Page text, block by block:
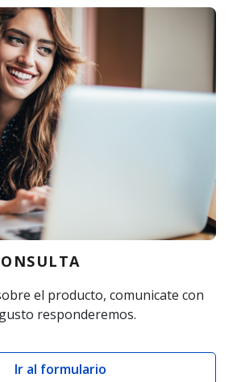
el producto, comunicate con
responderemos.
Ir al formulario